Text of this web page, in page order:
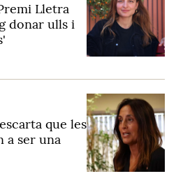
Lletra
donar ulls i
que les
a ser una